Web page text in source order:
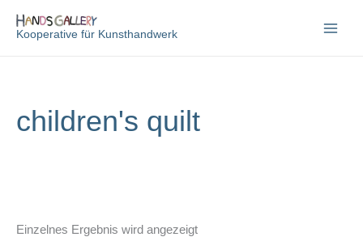
InhaltKooperative für Kunsthandwerk
children's quilt
Einzelnes Ergebnis wird angezeigt